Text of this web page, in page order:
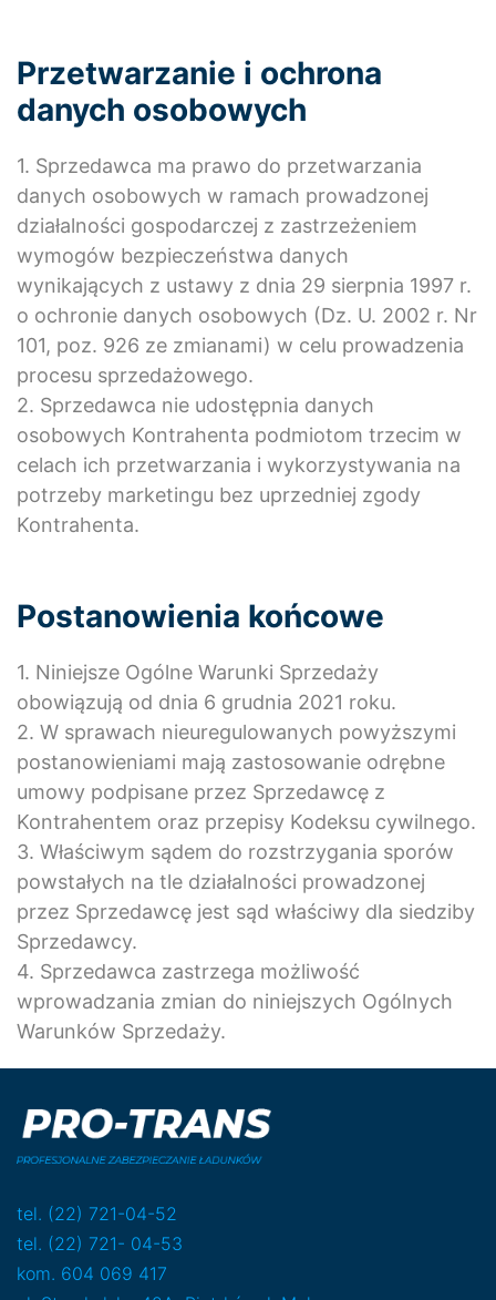
Przetwarzanie i ochrona
danych osobowych
1. Sprzedawca ma prawo do przetwarzania
danych osobowych w ramach prowadzonej
działalności gospodarczej z zastrzeżeniem
wymogów bezpieczeństwa danych
wynikających z ustawy z dnia 29 sierpnia 1997 r.
o ochronie danych osobowych (Dz. U. 2002 r. Nr
101, poz. 926 ze zmianami) w celu prowadzenia
procesu sprzedażowego.
2. Sprzedawca nie udostępnia danych
osobowych Kontrahenta podmiotom trzecim w
celach ich przetwarzania i wykorzystywania na
potrzeby marketingu bez uprzedniej zgody
Kontrahenta.
Postanowienia końcowe
1. Niniejsze Ogólne Warunki Sprzedaży
obowiązują od dnia 6 grudnia 2021 roku.
2. W sprawach nieuregulowanych powyższymi
postanowieniami mają zastosowanie odrębne
umowy podpisane przez Sprzedawcę z
Kontrahentem oraz przepisy Kodeksu cywilnego.
3. Właściwym sądem do rozstrzygania sporów
powstałych na tle działalności prowadzonej
przez Sprzedawcę jest sąd właściwy dla siedziby
Sprzedawcy.
4. Sprzedawca zastrzega możliwość
wprowadzania zmian do niniejszych Ogólnych
Warunków Sprzedaży.
tel. (22) 721-04-52
tel. (22) 721- 04-53
kom. 604 069 417